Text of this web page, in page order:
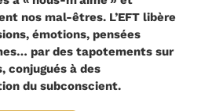
nos mal-êtres. L’EFT libère
émotions, pensées
par des tapotements sur
conjugués à des
du subconscient.